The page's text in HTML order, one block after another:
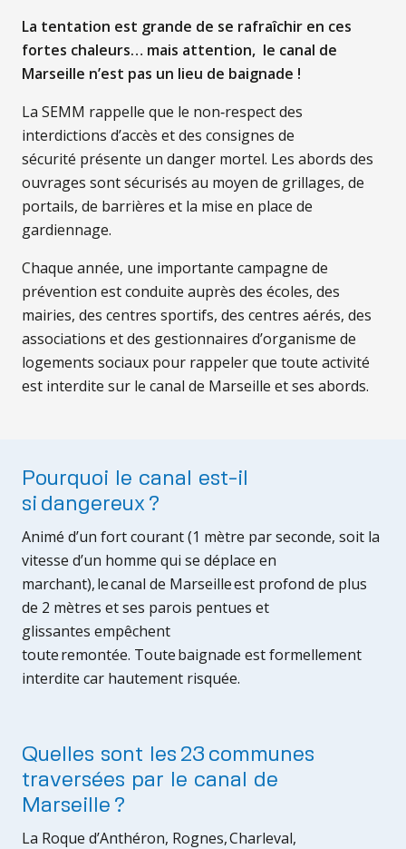
La tentation est grande de se rafraîchir en ces
fortes chaleurs… mais attention, le canal de
Marseille n’est pas un lieu de baignade !
La SEMM rappelle que le non‐respect des
interdictions d’accès et des consignes de
sécurité présente un danger mortel. Les abords des
ouvrages sont sécurisés au moyen de grillages, de
portails, de barrières et la mise en place de
gardiennage.
Chaque année, une importante campagne de
prévention est conduite auprès des écoles, des
mairies, des centres sportifs, des centres aérés, des
associations et des gestionnaires d’organisme de
logements sociaux pour rappeler que toute activité
est interdite sur le canal de Marseille et ses abords.
Pourquoi le canal est-il
si dangereux ?
Animé d’un fort courant (1 mètre par seconde, soit la
vitesse d’un homme qui se déplace en
marchant), le canal de Marseille est profond de plus
de 2 mètres et ses parois pentues et
glissantes empêchent
toute remontée. Toute baignade est formellement
interdite car hautement risquée.
Quelles sont les 23 communes
traversées par le canal de
Marseille ?
La Roque d’Anthéron, Rognes, Charleval,